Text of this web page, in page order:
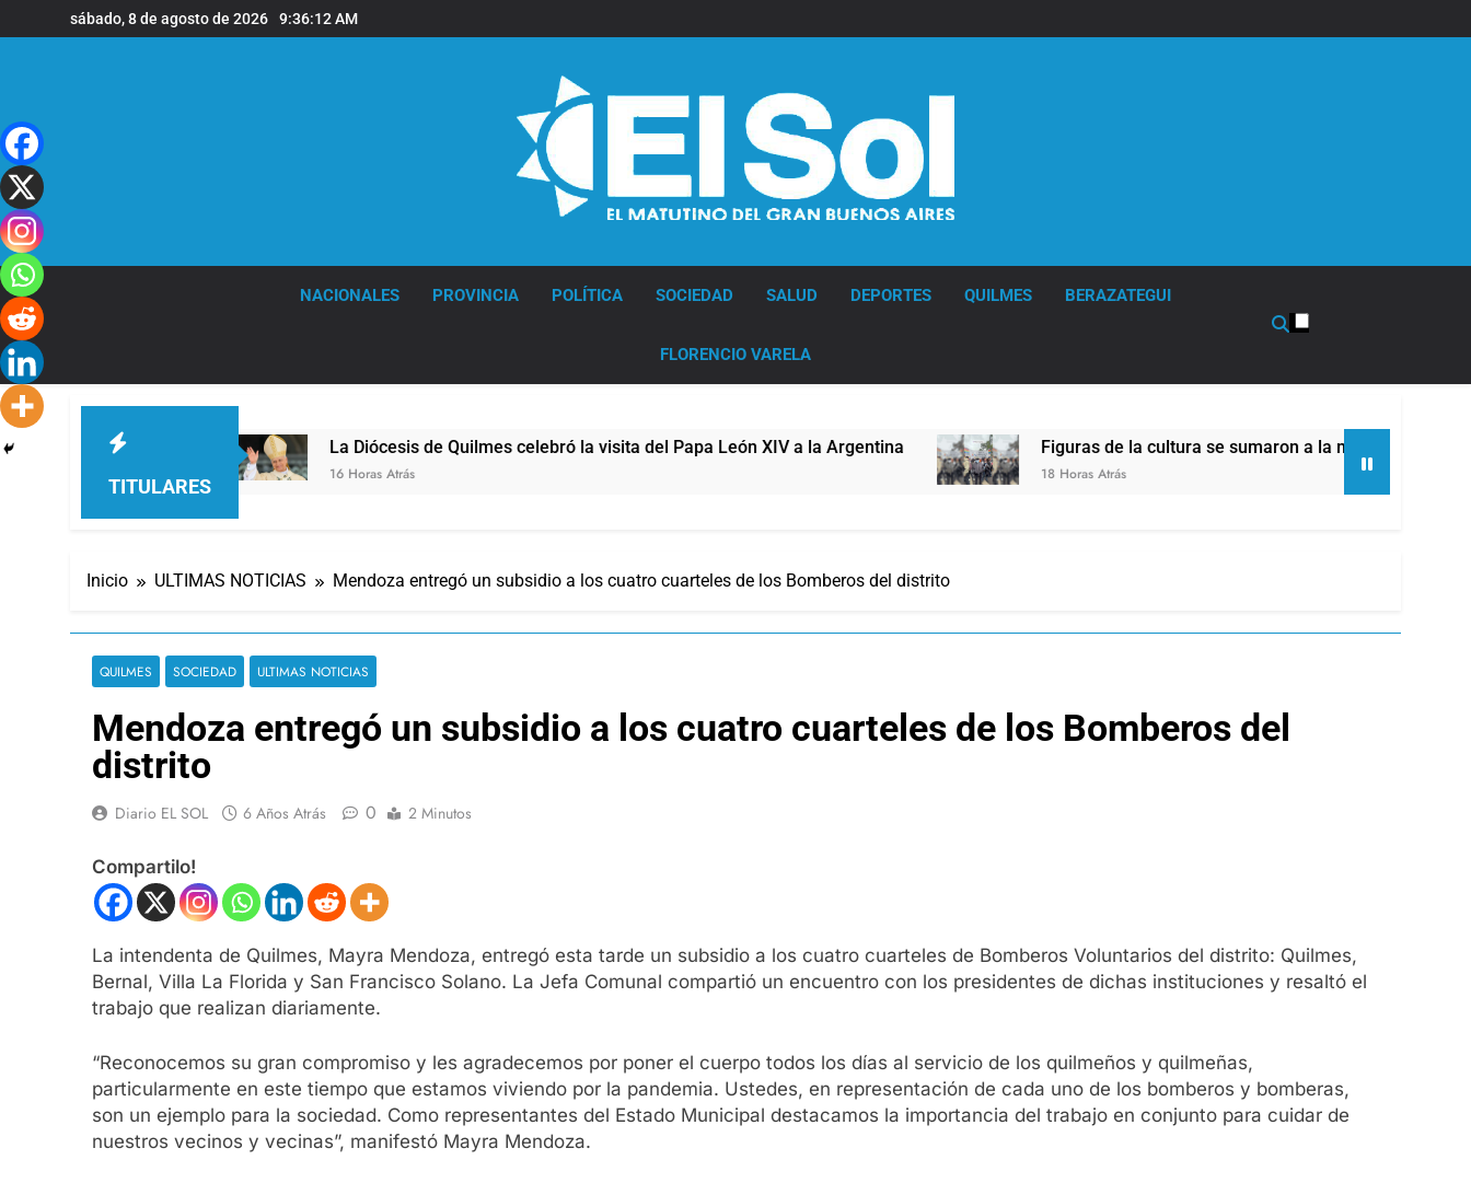
al
sábado, 8 de agosto de 2026 9:36:12 AM
NACIONALES PROVINCIA POLÍTICA SOCIEDAD SALUD DEPORTES QUILMES BERAZATEGUI
FLORENCIO VARELA
TITULARES
de Quilmes La Diócesis de Quilmes celebró la visita del Papa León XIV a la Argentina
16 Horas Atrás
Figuras de la cultura se sumaron a la marcha frente al
18 Horas Atrás
Inicio ULTIMAS NOTICIAS Mendoza entregó un subsidio a los cuatro cuarteles de los Bomberos del distrito
QUILMES SOCIEDAD ULTIMAS NOTICIAS
Mendoza entregó un subsidio a los cuatro cuarteles de los Bomberos del
distrito
Diario EL SOL 6 Años Atrás 0 2 Minutos
Compartilo!
La intendenta de Quilmes, Mayra Mendoza, entregó esta tarde un subsidio a los cuatro cuarteles de Bomberos Voluntarios del distrito: Quilmes,
Bernal, Villa La Florida y San Francisco Solano. La Jefa Comunal compartió un encuentro con los presidentes de dichas instituciones y resaltó el
trabajo que realizan diariamente.
“Reconocemos su gran compromiso y les agradecemos por poner el cuerpo todos los días al servicio de los quilmeños y quilmeñas,
particularmente en este tiempo que estamos viviendo por la pandemia. Ustedes, en representación de cada uno de los bomberos y bomberas,
son un ejemplo para la sociedad. Como representantes del Estado Municipal destacamos la importancia del trabajo en conjunto para cuidar de
nuestros vecinos y vecinas”, manifestó Mayra Mendoza.